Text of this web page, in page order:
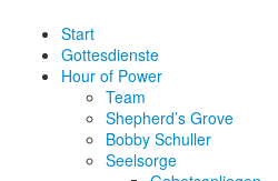
Start
Gottesdienste
Hour of Power
Team
Shepherd’s Grove
Bobby Schuller
Seelsorge